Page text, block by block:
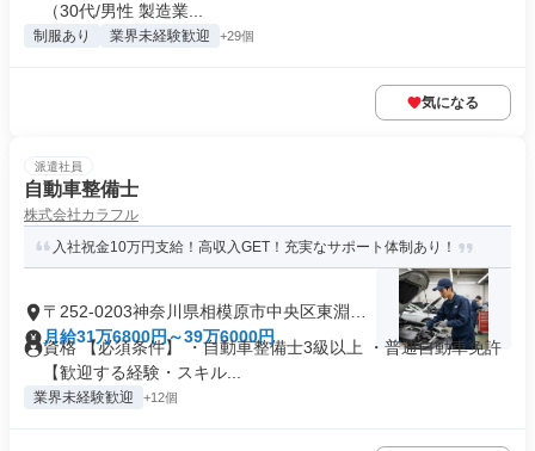
（30代/男性 製造業...
制服あり 業界未経験歓迎 +29個
気になる
派遣社員
自動車整備士
株式会社カラフル
入社祝金10万円支給！高収入GET！充実なサポート体制あり！
〒252-0203神奈川県相模原市中央区東淵野
辺
月給31万6800円～39万6000円
資格 【必須条件】 ・自動車整備士3級以上 ・普通自動車免許
【歓迎する経験・スキル...
業界未経験歓迎 +12個